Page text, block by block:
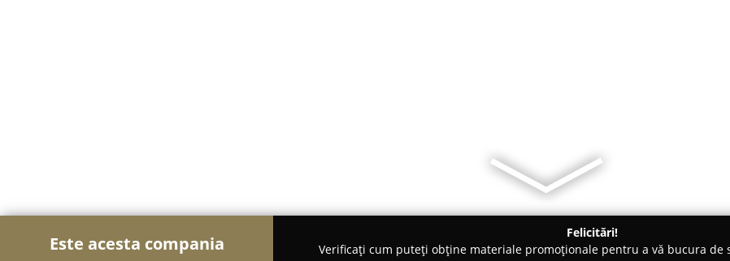
Este acesta compania
Felicitări!
Verificați cum puteți obține materiale promoționale pentru a vă bucura de